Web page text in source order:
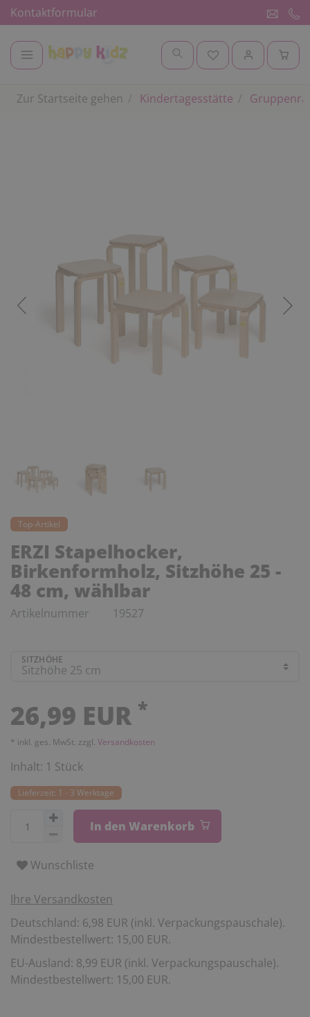
Kontaktformular
Zur Startseite gehen Kindertagesstätte
Top-Artikel
ERZI Stapelhocker,
Birkenformholz, Sitzhöhe 25 -
48 cm, wählbar
Artikelnummer 19527
SITZHÖHE
26,99 EUR *
* inkl. ges. MwSt. zzgl. Versandkosten
Inhalt: 1 Stück
Lieferzeit: 1 - 3 Werktage
In den Warenkorb
Wunschliste
Ihre Versandkosten
Deutschland: 6,98 EUR (inkl. Verpackungspauschale).
Mindestbestellwert: 15,00 EUR.
EU-Ausland: 8,99 EUR (inkl. Verpackungspauschale).
Mindestbestellwert: 15,00 EUR.